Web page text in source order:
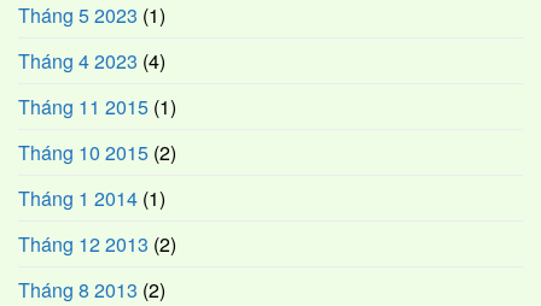
Tháng 5 2023 (1)
Tháng 4 2023 (4)
Tháng 11 2015 (1)
Tháng 10 2015 (2)
Tháng 1 2014 (1)
Tháng 12 2013 (2)
Tháng 8 2013 (2)